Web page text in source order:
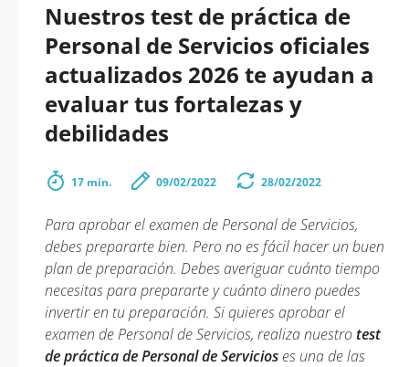
Nuestros test de práctica de
Personal de Servicios oficiales
actualizados 2026 te ayudan a
evaluar tus fortalezas y
debilidades
17 min. 09/02/2022 28/02/2022
Para aprobar el examen de Personal de Servicios,
debes prepararte bien. Pero no es fácil hacer un buen
plan de preparación. Debes averiguar cuánto tiempo
necesitas para prepararte y cuánto dinero puedes
invertir en tu preparación. Si quieres aprobar el
examen de Personal de Servicios, realiza nuestro test
de práctica de Personal de Servicios es una de las